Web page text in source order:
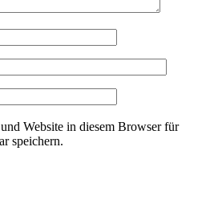
Website in diesem Browser für
speichern.